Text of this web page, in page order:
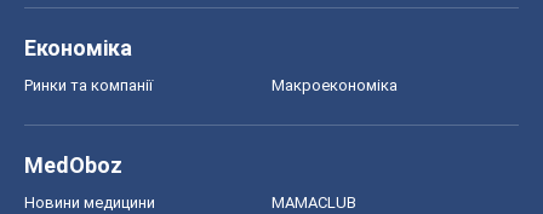
Економіка
Ринки та компанії Макроекономіка
MedOboz
Новини медицини MAMACLUB